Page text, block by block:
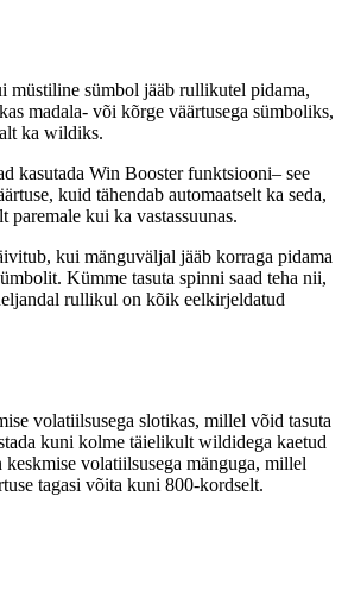
müstiline sümbol jääb rullikutel pidama,
madala- või kõrge väärtusega sümboliks,
ka wildiks.
kasutada Win Booster funktsiooni– see
kuid tähendab automaatselt ka seda,
paremale kui ka vastassuunas.
kui mänguväljal jääb korraga pidama
Kümme tasuta spinni saad teha nii,
rullikul on kõik eelkirjeldatud
volatiilsusega slotikas, millel võid tasuta
kuni kolme täielikult wildidega kaetud
volatiilsusega mänguga, millel
tagasi võita kuni 800-kordselt.